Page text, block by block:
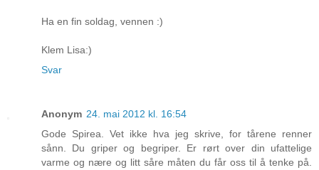
Ha en fin soldag, vennen :)
Klem Lisa:)
Svar
Anonym 24. mai 2012 kl. 16:54
Gode Spirea. Vet ikke hva jeg skrive, for tårene renner
sånn. Du griper og begriper. Er rørt over din ufattelige
varme og nære og litt såre måten du får oss til å tenke på.